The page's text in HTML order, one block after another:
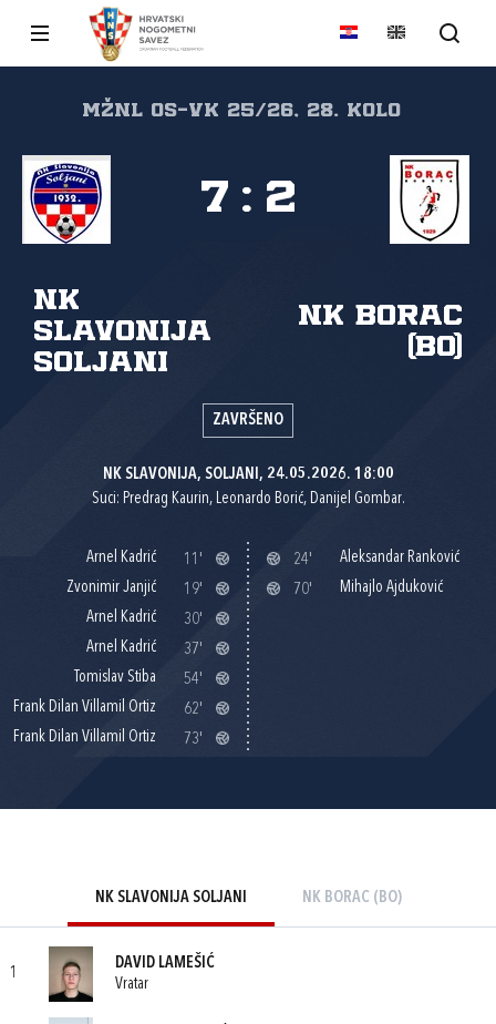
MŽNL Os-Vk 25/26, 28. kolo
NK
Slavonija
Soljani
NK Borac
(Bo)
7 : 2
ZAVRŠENO
NK SLAVONIJA, SOLJANI, 24.05.2026. 18:00
Suci: Predrag Kaurin, Leonardo Borić, Danijel Gombar.
Arnel Kadrić
11'
Zvonimir Janjić
19'
Arnel Kadrić
30'
Arnel Kadrić
37'
Tomislav Stiba
54'
Frank Dilan Villamil Ortiz
62'
Frank Dilan Villamil Ortiz
73'
24'
Aleksandar Ranković
70'
Mihajlo Ajduković
NK SLAVONIJA SOLJANI NK BORAC (BO)
1
DAVID LAMEŠIĆ
Vratar